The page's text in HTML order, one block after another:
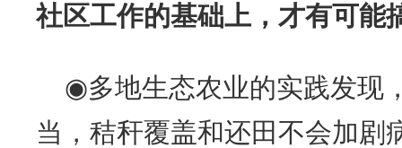
社区工作的基础上，才有可能
◉多地生态农业的实践发现
当，秸秆覆盖和还田不会加剧